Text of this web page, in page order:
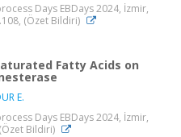
Days EBDays 2024, İzmir,
(Özet Bildiri)
Fatty Acids on
E.
Days EBDays 2024, İzmir,
Bildiri)